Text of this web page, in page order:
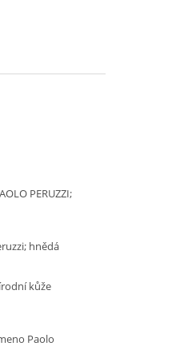
PERUZZI;
hnědá
kůže
Paolo